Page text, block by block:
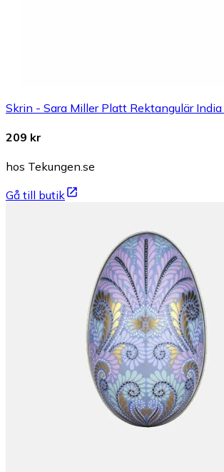
Skrin - Sara Miller Platt Rektangulär
209 kr
hos Tekungen.se
Gå till butik